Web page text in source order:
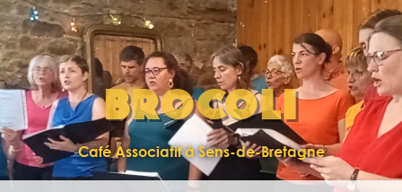
BROCOLI
Café Associatif à Sens-de-Bretagne